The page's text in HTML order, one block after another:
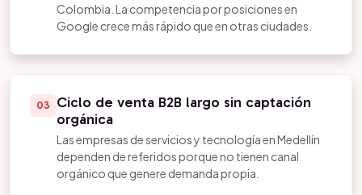
Colombia. La competencia por posiciones en
Google crece más rápido que en otras ciudades.
03
Ciclo de venta B2B largo sin captación
orgánica
Las empresas de servicios y tecnología en Medellín
dependen de referidos porque no tienen canal
orgánico que genere demanda propia.